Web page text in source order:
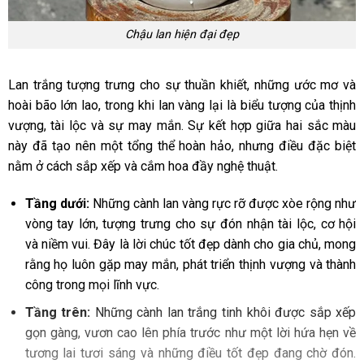
Chậu lan hiện đại đẹp
Lan trắng tượng trưng cho sự thuần khiết, những ước mơ và
hoài bão lớn lao, trong khi lan vàng lại là biểu tượng của thịnh
vượng, tài lộc và sự may mắn. Sự kết hợp giữa hai sắc màu
này đã tạo nên một tổng thể hoàn hảo, nhưng điều đặc biệt
nằm ở cách sắp xếp và cắm hoa đầy nghệ thuật.
Tầng dưới:Những cành lan vàng rực rỡ được xòe rộng như
vòng tay lớn, tượng trưng cho sự đón nhận tài lộc, cơ hội
và niềm vui. Đây là lời chúc tốt đẹp dành cho gia chủ, mong
rằng họ luôn gặp may mắn, phát triển thịnh vượng và thành
công trong mọi lĩnh vực.
Tầng trên: Những cành lan trắng tinh khôi được sắp xếp
gọn gàng, vươn cao lên phía trước như một lời hứa hẹn về
tương lai tươi sáng và những điều tốt đẹp đang chờ đón.